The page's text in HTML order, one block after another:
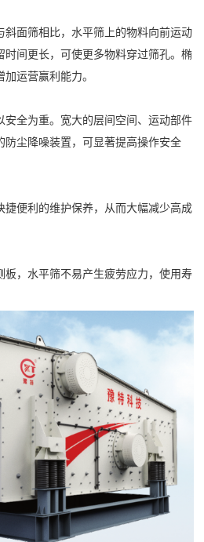
问
技
荣
资
斜面筛相比，水平筛上的物料向前运动
时间更长，可使更多物料穿过筛孔。椭
运营赢利能力。
安全为重。宽大的层间空间、运动部件
防尘降噪装置，可显著提高操作安全
捷便利的维护保养，从而大幅减少高成
板，水平筛不易产生疲劳应力，使用寿